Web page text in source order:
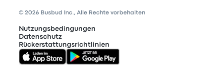
© 2026 Busbud Inc., Alle Rechte vorbehalten
Nutzungsbedingungen
Datenschutz
Rückerstattungsrichtlinien